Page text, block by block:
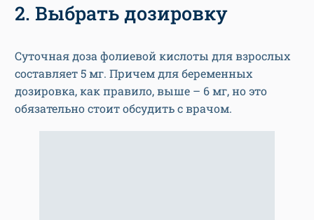
2. Выбрать дозировку
Суточная доза фолиевой кислоты для взрослых
составляет 5 мг. Причем для беременных
дозировка, как правило, выше – 6 мг, но это
обязательно стоит обсудить с врачом.